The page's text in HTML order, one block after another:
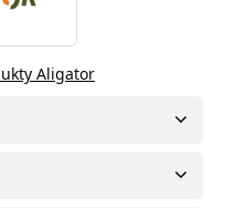
Aligator